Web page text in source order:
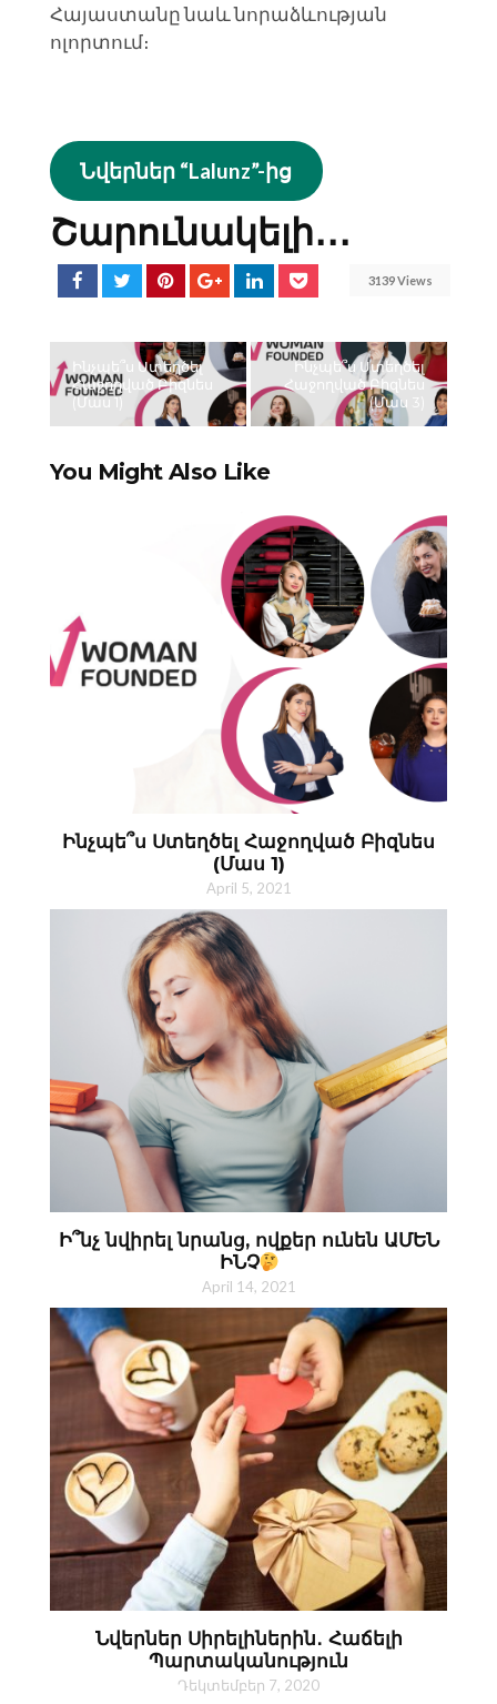
Հայաստանը նաև նորաձևության
ոլորտում։
Նվերներ “Lalunz”-ից
Շարունակելի․․․
3139 Views
Ինչպե՞ս Ստեղծել
Հաջողված Բիզնես
(Մաս 1)
Ինչպե՞ս Ստեղծել
Հաջողված Բիզնես
(Մաս 3)
You Might Also Like
Ինչպե՞ս Ստեղծել Հաջողված Բիզնես
(Մաս 1)
April 5, 2021
Ի՞նչ նվիրել նրանց, ովքեր ունեն ԱՄԵՆ
ԻՆՉ
April 14, 2021
Նվերներ Սիրելիներին․ Հաճելի
Պարտականություն
Դեկտեմբեր 7, 2020